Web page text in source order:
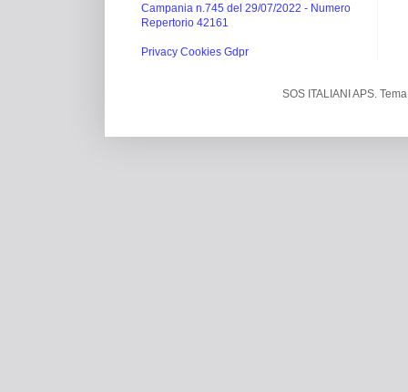
Campania n.745 del 29/07/2022 - Numero
Repertorio 42161
Privacy Cookies Gdpr
SOS ITALIANI APS.